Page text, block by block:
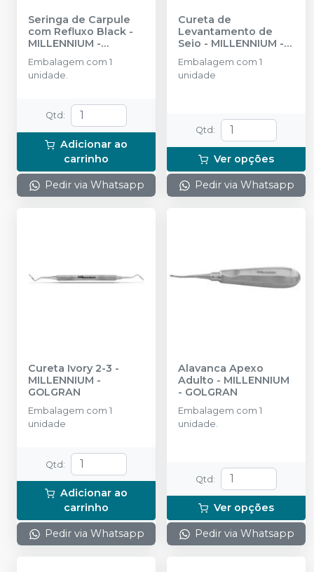
Seringa de Carpule
com Refluxo Black -
MILLENNIUM -
Embalagem com 1
unidade.
Qtd :
Adicionar ao
carrinho
Pedir via Whatsapp
Cureta de
Levantamento de
Seio - MILLENNIUM -
Embalagem com 1
unidade
Qtd :
Ver opções
Pedir via Whatsapp
Cureta Ivory 2-3 -
MILLENNIUM -
GOLGRAN
Embalagem com 1
unidade
Qtd:
Adicionar ao
carrinho
Pedir via Whatsapp
Alavanca Apexo
Adulto - MILLENNIUM
- GOLGRAN
Embalagem com 1
unidade.
Qtd:
Ver opções
Pedir via Whatsapp